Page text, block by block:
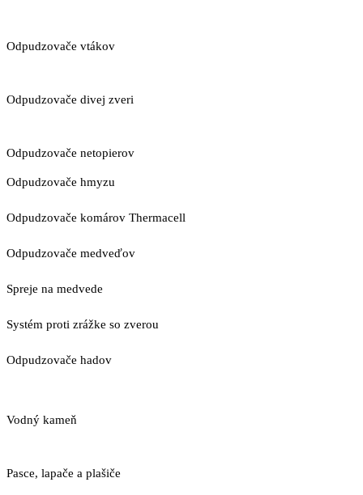
Odpudzovače vtákov
Odpudzovače divej zveri
Odpudzovače netopierov
Odpudzovače hmyzu
Odpudzovače komárov Thermacell
Odpudzovače medveďov
Spreje na medvede
Systém proti zrážke so zverou
Odpudzovače hadov
Vodný kameň
Pasce, lapače a plašiče